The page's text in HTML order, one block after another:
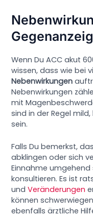
Wenn Du ACC akut
wissen, dass wie bei
Nebenwirkungen
Nebenwirkungen
mit
sind in der Regel
sein.
Falls Du bemerkst,
abklingen oder sich
Einnahme
konsultieren. Es ist
undVeränderungen
können
ebenfalls ärztliche